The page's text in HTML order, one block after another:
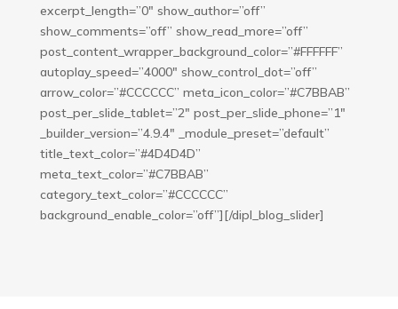
excerpt_length=”0″ show_author=”off”
show_comments=”off” show_read_more=”off”
post_content_wrapper_background_color=”#FFFFFF”
autoplay_speed=”4000″ show_control_dot=”off”
arrow_color=”#CCCCCC” meta_icon_color=”#C7BBAB”
post_per_slide_tablet=”2″ post_per_slide_phone=”1″
_builder_version=”4.9.4″ _module_preset=”default”
title_text_color=”#4D4D4D”
meta_text_color=”#C7BBAB”
category_text_color=”#CCCCCC”
background_enable_color=”off”][/dipl_blog_slider]